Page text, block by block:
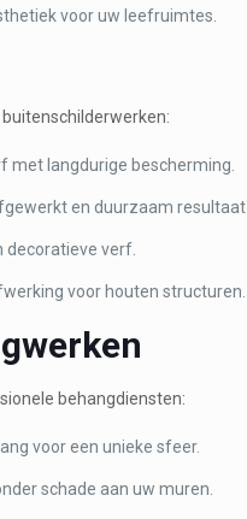
voor uw leefruimtes.
met langdurige bescherming.
en duurzaam resultaat.
decoratieve verf.
voor houten structuren.
behangdiensten:
voor een unieke sfeer.
schade aan uw muren.